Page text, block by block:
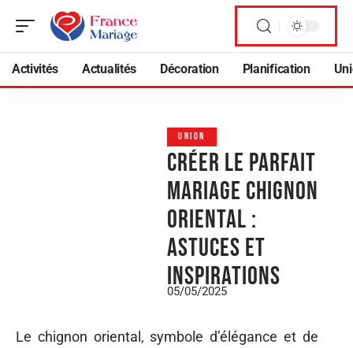
Activités Actualités Décoration Planification
UNION
Créer le parfait
mariage chignon
oriental :
astuces et
inspirations
05/05/2025
Le chignon oriental, symbole d’élégance et de